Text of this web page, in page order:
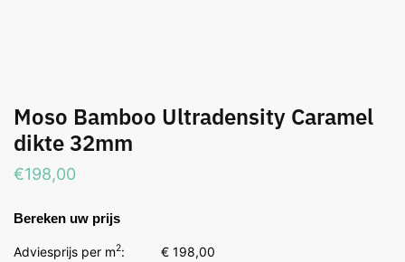
Moso Bamboo Ultradensity Caramel
dikte 32mm
€198,00
Bereken uw prijs
Adviesprijs per m2: € 198,00